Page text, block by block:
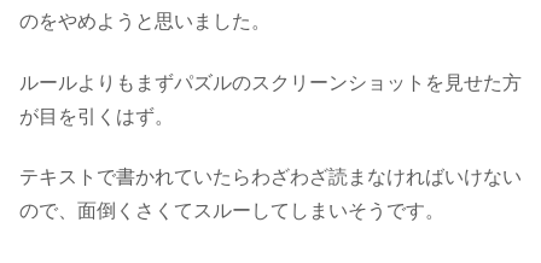
のをやめようと思いました。
ルールよりもまずパズルのスクリーンショットを見せた方
が目を引くはず。
テキストで書かれていたらわざわざ読まなければいけない
ので、面倒くさくてスルーしてしまいそうです。